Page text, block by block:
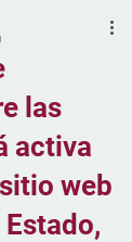
las
activa
web